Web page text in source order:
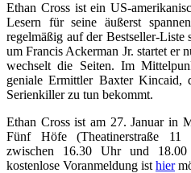
Ethan Cross ist ein US-
Lesern für seine äußerst
regelmäßig auf der Bestseller-Liste
um Francis Ackerman Jr. startet er
wechselt die Seiten. Im
geniale Ermittler Baxter Kincaid,
Serienkiller zu tun bekommt.
Ethan Cross ist am 27. Januar in
Fünf Höfe (Theatinerstraße
zwischen 16.30 Uhr und
kostenlose Voranmeldung ist hier